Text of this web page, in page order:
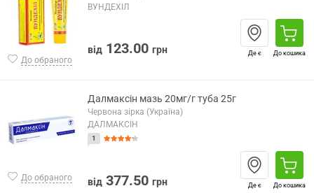
До обраного
ВУНДЕХІЛ
від 123.00 грн Де є До кошика
До обраного
Далмаксін мазь 20мг/г туба 25г
Червона зірка (Україна)
ДАЛМАКСІН
1
від 377.50 грн Де є До кошика